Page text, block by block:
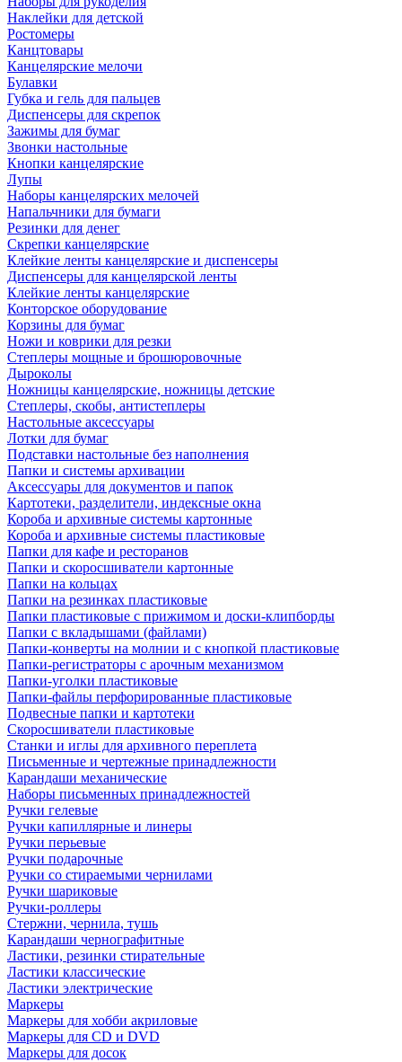
Наклейки для детской
Ростомеры
Канцтовары
Канцелярские мелочи
Булавки
Губка и гель для пальцев
Диспенсеры для скрепок
Зажимы для бумаг
Звонки настольные
Кнопки канцелярские
Лупы
Наборы канцелярских мелочей
Напальчники для бумаги
Резинки для денег
Скрепки канцелярские
Клейкие ленты канцелярские и диспенсеры
Диспенсеры для канцелярской ленты
Клейкие ленты канцелярские
Конторское оборудование
Корзины для бумаг
Ножи и коврики для резки
Степлеры мощные и брошюровочные
Дыроколы
Ножницы канцелярские, ножницы детские
Степлеры, скобы, антистеплеры
Настольные аксессуары
Лотки для бумаг
Подставки настольные без наполнения
Папки и системы архивации
Аксессуары для документов и папок
Картотеки, разделители, индексные окна
Короба и архивные системы картонные
Короба и архивные системы пластиковые
Папки для кафе и ресторанов
Папки и скоросшиватели картонные
Папки на кольцах
Папки на резинках пластиковые
Папки пластиковые с прижимом и доски-клипборды
Папки с вкладышами (файлами)
Папки-конверты на молнии и с кнопкой пластиковые
Папки-регистраторы с арочным механизмом
Папки-уголки пластиковые
Папки-файлы перфорированные пластиковые
Подвесные папки и картотеки
Скоросшиватели пластиковые
Станки и иглы для архивного переплета
Письменные и чертежные принадлежности
Карандаши механические
Наборы письменных принадлежностей
Ручки гелевые
Ручки капиллярные и линеры
Ручки перьевые
Ручки подарочные
Ручки со стираемыми чернилами
Ручки шариковые
Ручки-роллеры
Стержни, чернила, тушь
Карандаши чернографитные
Ластики, резинки стирательные
Ластики классические
Ластики электрические
Маркеры
Маркеры для хобби акриловые
Маркеры для CD и DVD
Маркеры для досок